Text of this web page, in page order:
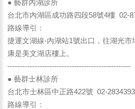
● 藝群內湖診所
台北市內湖區成功路四段58號4樓 02-
路線導引：
捷運文湖線-內湖站1號出口，往湖光市
康是美文湖店樓上。
--------------------------------------------------
● 藝群士林診所
台北市士林區中正路422號 02-
路線導引：